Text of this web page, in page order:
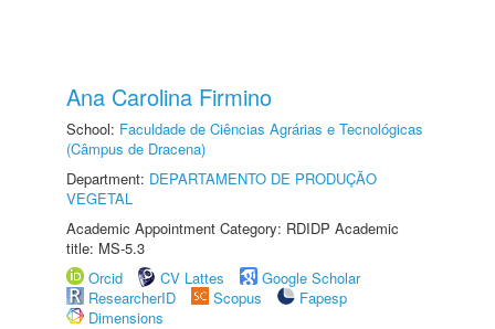
Ana Carolina Firmino
School: Faculdade de Ciências Agrárias e Tecnológicas
(Câmpus de Dracena)
Department: DEPARTAMENTO DE PRODUÇÃO
VEGETAL
Academic Appointment Category: RDIDP Academic
title: MS-5.3
Orcid
CV Lattes
Google Scholar
ResearcherID
Scopus
Fapesp
Dimensions